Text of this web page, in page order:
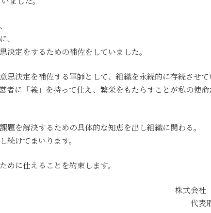
、
定をするための補佐をしていました。
思決定を補佐する軍師として、組織を永続的に存続させ
者に「義」を持って仕え、繁栄をもたらすことが私の使
を解決するための具体的な知恵を出し組織に関わる。
けてまいります。
に仕えることを約束します。
株式会
代表